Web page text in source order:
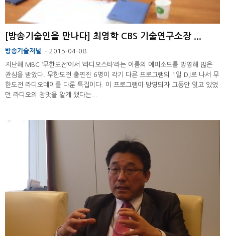
[방송기술인을 만나다] 최영학 CBS 기술연구소장 ...
방송기술저널 - 2015-04-08
지난해 MBC ‘무한도전’에서 ‘라디오스타’라는 이름의 에피소드를 방영해 많은
관심을 받았다. 무한도전 출연진 6명이 각기 다른 프로그램의 1일 DJ로 나서 무
한도전 라디오데이를 다룬 특집이다. 이 프로그램이 방영되자 그동안 잊고 있었
던 라디오의 참맛을 알게 됐다는...